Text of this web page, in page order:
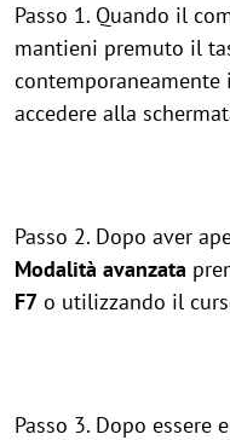
Passo 1. Quando il
mantieni premuto il
contemporaneamente
accedere alla
Passo 2. Dopo aver
Modalità avanzata
F7 o utilizzando il
Passo 3. Dopo essere